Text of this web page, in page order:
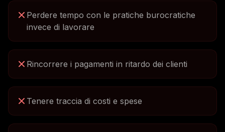
Perdere tempo con le pratiche burocratiche
invece di lavorare
Rincorrere i pagamenti in ritardo dei clienti
Tenere traccia di costi e spese